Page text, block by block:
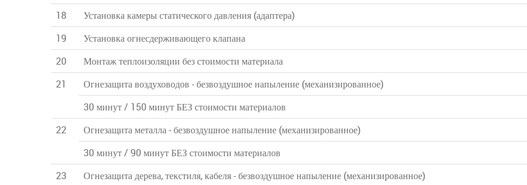
18
Установка камеры статического давления (адаптера)
19
Установка огнесдерживающего клапана
20
Монтаж теплоизоляции без стоимости материала
21
Огнезащита воздуховодов - безвоздушное напыление (механизированное)
30 минут / 150 минут БЕЗ стоимости материалов
22
Огнезащита металла - безвоздушное напыление (механизированное)
30 минут / 90 минут БЕЗ стоимости материалов
23
Огнезащита дерева, текстиля, кабеля - безвоздушное напыление (механизированное)